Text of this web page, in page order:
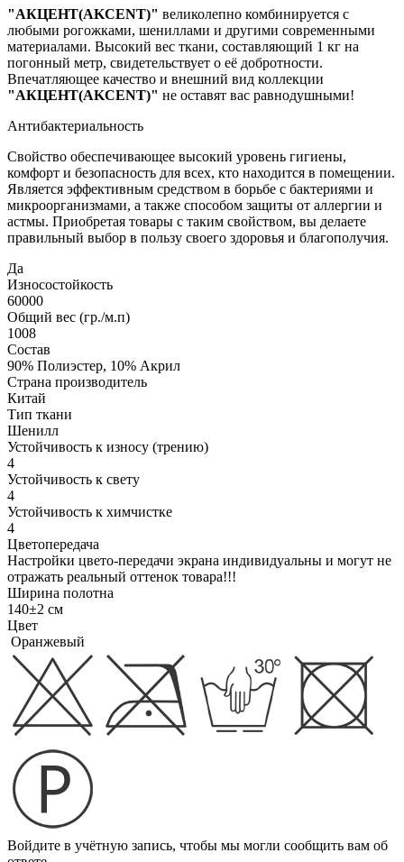
"АКЦЕНТ(AKCENT)" великолепно комбинируется с
любыми рогожками, шениллами и другими современными
материалами. Высокий вес ткани, составляющий 1 кг на
погонный метр, свидетельствует о её добротности.
Впечатляющее качество и внешний вид коллекции
"АКЦЕНТ(AKCENT)" не оставят вас равнодушными!
Антибактериальность
Свойство обеспечивающее высокий уровень гигиены,
комфорт и безопасность для всех, кто находится в помещении.
Является эффективным средством в борьбе с бактериями и
микроорганизмами, а также способом защиты от аллергии и
астмы. Приобретая товары с таким свойством, вы делаете
правильный выбор в пользу своего здоровья и благополучия.
Да
Износостойкость
60000
Общий вес (гр./м.п)
1008
Состав
90% Полиэстер, 10% Акрил
Страна производитель
Китай
Тип ткани
Шенилл
Устойчивость к износу (трению)
4
Устойчивость к свету
4
Устойчивость к химчистке
4
Цветопередача
Настройки цвето-передачи экрана индивидуальны и могут не
отражать реальный оттенок товара!!!
Ширина полотна
140±2 см
Цвет
Оранжевый
Войдите в учётную запись, чтобы мы могли сообщить вам об